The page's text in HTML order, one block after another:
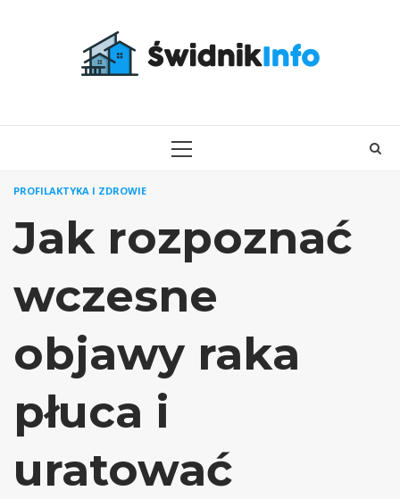
PRIMARY
PROFILAKTYKA I ZDROWIE
Jak rozpoznać
wczesne
objawy raka
płuca i
uratować